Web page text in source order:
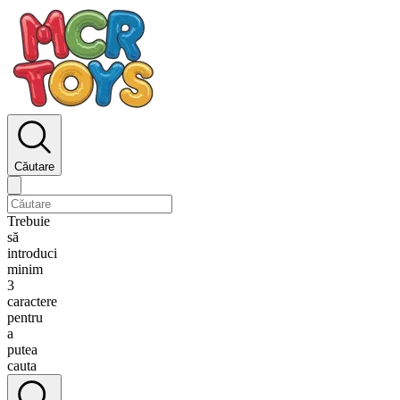
Căutare
Trebuie
să
introduci
minim
3
caractere
pentru
a
putea
cauta